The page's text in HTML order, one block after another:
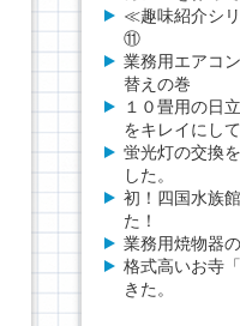
≪趣味紹介シ
⑪
業務用エアコ
替えの巻
１０畳用の日
をキレイにし
蛍光灯の交換
した。
初！四国水族
た！
業務用焼物器
格式高いお寺
きた。